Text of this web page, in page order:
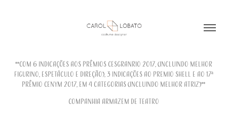
**Com 6 indicações aos prêmios Cesgranrio 2017, (incluindo Melhor
FIGURINO, Espetáculo e Direção), 3 indicações ao Premio Shell e ao 17ª
Prêmio Cenym 2017, em 4 categorias (incluindo Melhor Atriz)**
Companhia Armazem de Teatro